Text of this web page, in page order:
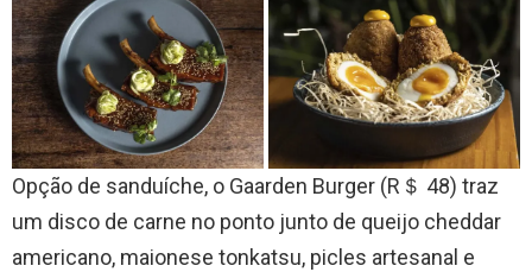
Opção de sanduíche, o Gaarden Burger (R＄ 48) traz
um disco de carne no ponto junto de queijo cheddar
americano, maionese tonkatsu, picles artesanal e